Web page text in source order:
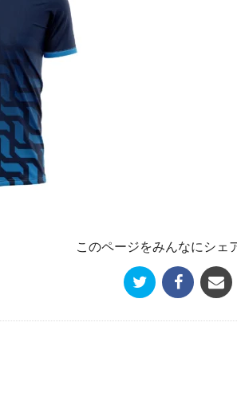
このページをみんなにシェ